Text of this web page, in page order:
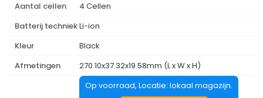
Aantal cellen
4 Cellen
Batterij techniekLi-ion
Kleur
Black
Afmetingen
270.10x37.32x19.58mm (L x W x H)
Op voorraad, Locatie: lokaal magazijn.